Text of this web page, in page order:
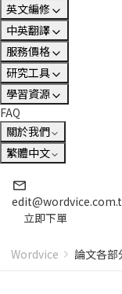
英文編修
中英翻譯
服務價格
研究工具
學習資源
FAQ
關於我們
繁體中文
立即下單
Wordvice 論文各部